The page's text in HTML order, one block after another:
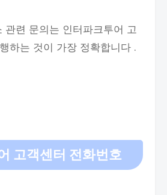
관련 문의는 인터파크투어 고
하는 것이 가장 정확합니다 .
고객센터 전화번호